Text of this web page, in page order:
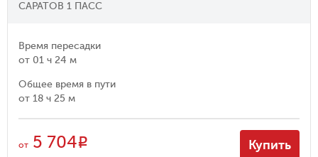
САРАТОВ 1 ПАСС
Время пересадки
от 01 ч 24 м
Общее время в пути
от 18 ч 25 м
от 5 704R Купить